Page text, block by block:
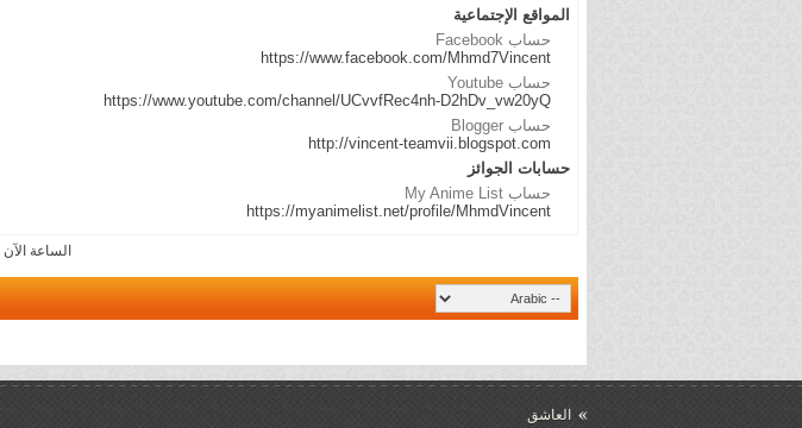
المواقع الإجتماعية
حساب Facebook
https://www.facebook.com/Mhmd7Vincent
حساب Youtube
https://www.youtube.com/channel/UCvvfRec4nh-D2hDv_vw20yQ
حساب Blogger
http://vincent-teamvii.blogspot.com
حسابات الجوائز
حساب My Anime List
https://myanimelist.net/profile/MhmdVincent
الساعة الآن
العاشق